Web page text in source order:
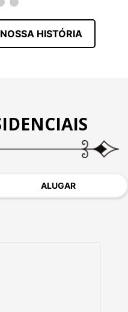
HISTÓRIA
ALUGAR